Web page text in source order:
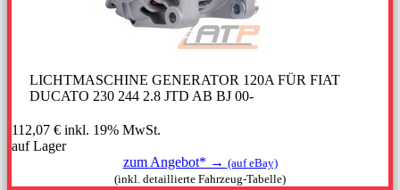
LICHTMASCHINE GENERATOR 120A FÜR FIAT
DUCATO 230 244 2.8 JTD AB BJ 00-
112,07 € inkl. 19% MwSt.
auf Lager
zum Angebot* → (auf eBay)
(inkl. detaillierte Fahrzeug-Tabelle)